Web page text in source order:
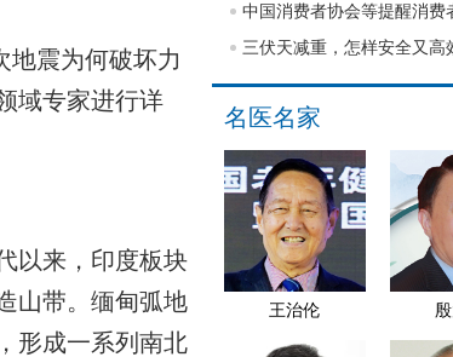
震为何破坏力
域专家进行详
以来，印度板块
山带。缅甸弧地
形成一系列南北
中国消费者协会等提醒消费
三伏天减重，怎样安全又高
名医名家
王治伦